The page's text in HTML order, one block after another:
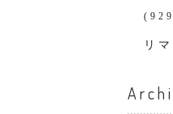
リ